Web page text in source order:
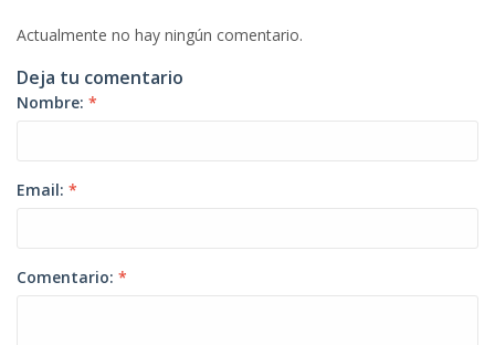
Actualmente no hay ningún comentario.
Deja tu comentario
Nombre: *
Email: *
Comentario: *